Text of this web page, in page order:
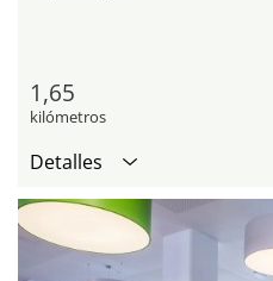
1,65
kilómetros
Detalles